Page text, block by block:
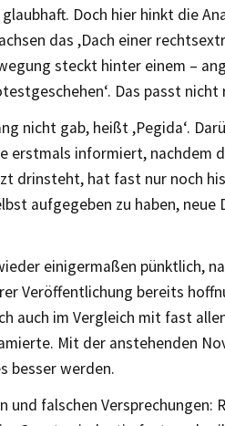
Doch hier hinkt die
das ,Dach einer
steckt hinter einem –
Das passt nicht
nicht gab, heißt ,Pegida‘.
erstmals informiert, nachdem
drinsteht, hat fast nur noch
aufgegeben zu haben,
einigermaßen pünktlich,
Veröffentlichung bereits
auch im Vergleich mit fast
Mit der anstehenden
besser werden.
und falschen Versprechungen: